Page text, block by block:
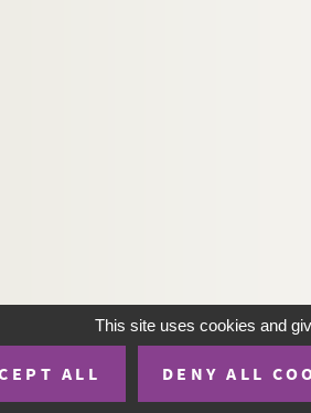
This site uses cookies and
ALL DENY ALL